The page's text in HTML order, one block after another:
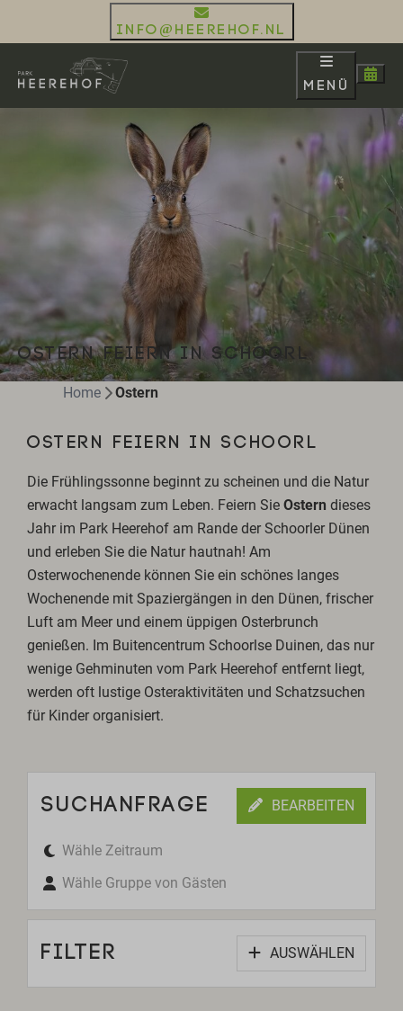
info@heerehof.nl
Menü
OSTERN FEIERN IN SCHOORL
Home Ostern
OSTERN FEIERN IN SCHOORL
Die Frühlingssonne beginnt zu scheinen und die Natur
erwacht langsam zum Leben. Feiern SieOstern dieses
Jahr im Park Heerehof am Rande der Schoorler Dünen
und erleben Sie die Natur hautnah! Am
Osterwochenende können Sie ein schönes langes
Wochenende mit Spaziergängen in den Dünen, frischer
Luft am Meer und einem üppigen Osterbrunch
genießen. Im Buitencentrum Schoorlse Duinen, das nur
wenige Gehminuten vom Park Heerehof entfernt liegt,
werden oft lustige Osteraktivitäten und Schatzsuchen
für Kinder organisiert.
SUCHANFRAGE BEARBEITEN
Wähle Zeitraum
Wähle Gruppe von Gästen
FILTER AUSWÄHLEN